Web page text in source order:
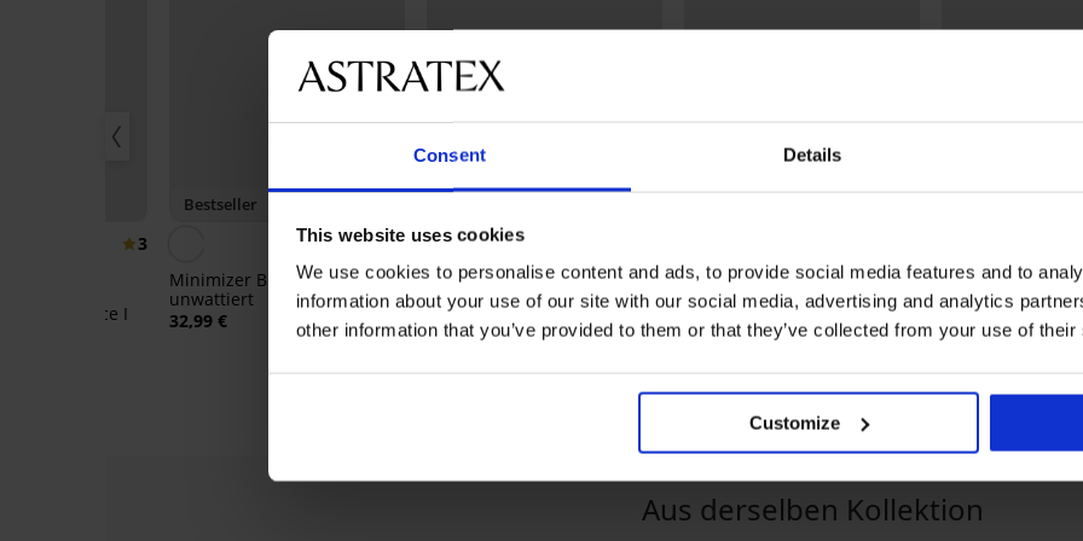
Consent Details
This website uses cookies
We use cookies to personalise content and ads, to provide social media features and to
information about your use of our site with our social media, advertising and analytics
other information that you’ve provided to them or that they’ve collected from your use of
Customize
3
Glossies Lace I
Bestseller
4,6
Minimizer BH Alexandra
unwattiert
32,99 €
BH Mary unwattiert ohne
Bügel
45,59 €
BH Andorra unwattiert ohne
Bügel
41,99 €
BH Spacer Leila
42,99 €
34,39 € Code:
Aus derselben Kollektion